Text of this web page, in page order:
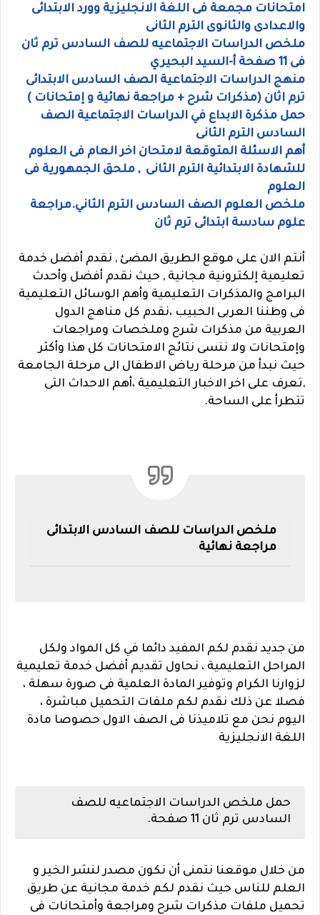
امتحانات مجمعة فى اللغة الانجليزية وورد الابتدائى
والاعدادى والثانوى الترم الثانى
ملخص الدراسات الاجتماعيه للصف السادس ترم ثان
فى 11 صفحة أ-السيد البحيري
منهج الدراسات الاجتماعية الصف السادس الابتدائى
ترم اثان (مذكرات شرح + مراجعة نهائية و إمتحانات )
حمل مذكرة الابداع في الدراسات الاجتماعية الصف
السادس الترم الثانى
أهم الاسئلة المتوقعة لامتحان اخر العام فى العلوم
للشهادة الابتدائية الترم الثانى , ملحق الجمهورية فى
العلوم
ملخص العلوم الصف السادس الترم الثاني.مراجعة
علوم سادسة ابتدائى ترم ثان
أنتم الان على موقع الطريق المضئ , نقدم أفضل خدمة
تعليمية إلكترونية مجانية , حيث نقدم أفضل وأحدث
البرامج والمذكرات التعليمية وأهم الوسائل التعليمية
فى وطننا العربى الحبيب ،نقدم كل مناهج الدول
العربية من مذكرات شرح وملخصات ومراجعات
وإمتحانات ولا ننسى نتائج الامتحانات كل هذا وأكثر
حيث نبدأ من مرحلة رياض الاطفال الى مرحلة الجامعة
,تعرف على اخر الاخبار التعليمية ،أهم الاحداث التى
تتطرأ على الساحة.
ملخص الدراسات للصف السادس الابتدائى
مراجعة نهائية
من جديد نقدم لكم المفيد دائما في كل المواد ولكل
المراحل التعليمية ، نحاول تقديم أفضل خدمة تعليمية
لزوارنا الكرام وتوفير المادة العلمية فى صورة سهلة ،
فصلا عن ذلك نقدم لكم ملفات التحميل مباشرة ،
اليوم نحن مع تلاميذنا فى الصف الاول حصوصا مادة
اللغة الانجليزية
حمل ملخص الدراسات الاجتماعيه للصف
السادس ترم ثان 11 صفحة.
من خلال موقعنا نتمنى أن نكون مصدر لنشر الخير و
العلم للناس حيث نقدم لكم خدمة مجانية عن طريق
تحميل ملفات مذكرات شرح ومراجعة وأمتحانات فى